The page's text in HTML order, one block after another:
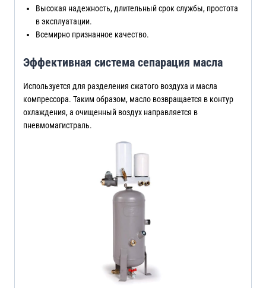
Высокая надежность, длительный срок службы, простота
в эксплуатации.
Всемирно признанное качество.
Эффективная система сепарация масла
Используется для разделения сжатого воздуха и масла
компрессора. Таким образом, масло возвращается в контур
охлаждения, а очищенный воздух направляется в
пневмомагистраль.